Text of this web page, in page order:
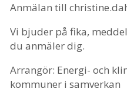
Anmälan till
Vi bjuder på fika,
du anmäler dig.
Arrangör: Energi- och
kommuner i samverkan